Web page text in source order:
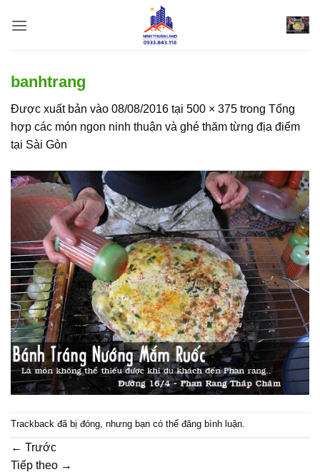
qua
banhtrang
Được xuất bản vào 08/08/2016 tại 500 × 375 trong Tổng
hợp các món ngon ninh thuận và ghé thăm từng địa điểm
tại Sài Gòn
Trackback đã bị đóng, nhưng bạn có thể đăng bình luận.
← Trước
Tiếp theo →